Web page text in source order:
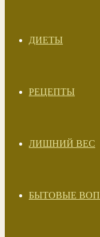
ДИЕТЫ
РЕЦЕПТЫ
ЛИШНИЙ ВЕС
БЫТОВЫЕ